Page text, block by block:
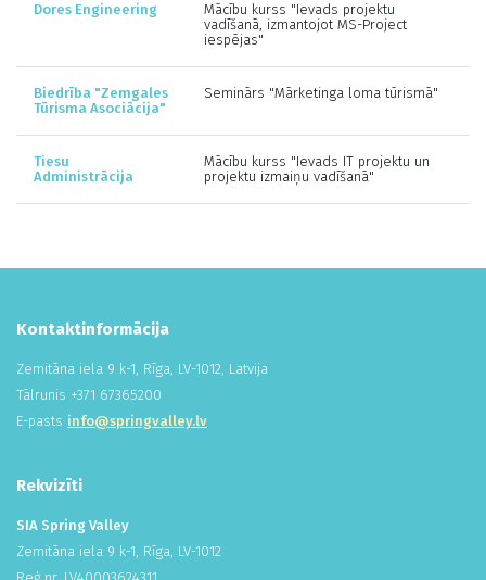
Dores Engineering
Mācību kurss "Ievads projektu
vadīšanā, izmantojot MS-Project
iespējas"
Biedrība "Zemgales
Tūrisma Asociācija"
Seminārs "Mārketinga loma tūrismā"
Tiesu
Administrācija
Mācību kurss "Ievads IT projektu un
projektu izmaiņu vadīšanā"
Kontaktinformācija
Zemitāna iela 9 k-1, Rīga, LV-1012, Latvija
Tālrunis +371 67365200
E-pasts info@springvalley.lv
Rekvizīti
SIA Spring Valley
Zemitāna iela 9 k-1, Rīga, LV-1012